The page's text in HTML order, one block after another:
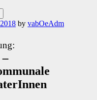
by vabOeAdm